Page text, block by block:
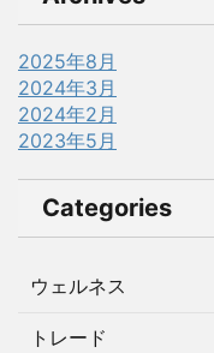
2025年8月
2024年3月
2024年2月
2023年5月
Categories
ウェルネス
トレード